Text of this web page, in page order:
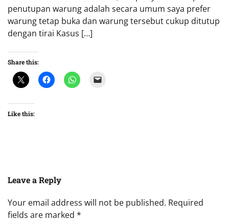
penutupan warung adalah secara umum saya prefer
warung tetap buka dan warung tersebut cukup ditutup
dengan tirai Kasus […]
Share this:
Like this:
Leave a Reply
Your email address will not be published. Required
fields are marked *